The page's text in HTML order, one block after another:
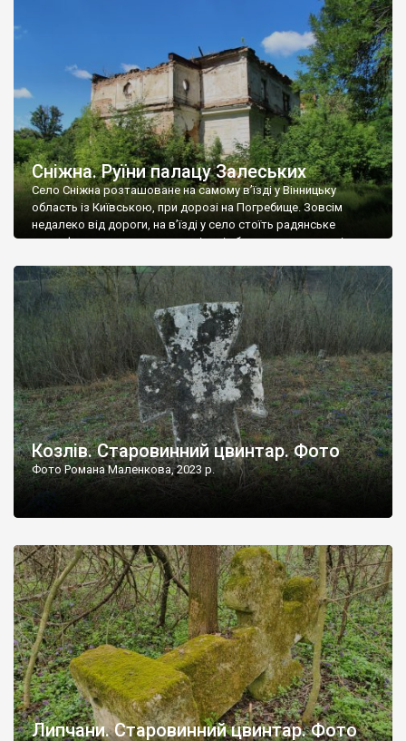
сіл. У селі є мурована Михайлівська церква. Точної дати […]
Сніжна. Руїни палацу Залеських
Село Сніжна розташоване на самому в’їзді у Вінницьку
область із Київською, при дорозі на Погребище. Зовсім
недалеко від дороги, на в’їзді у село стоїть радянське
рельєфне пано, яке показує жінку і яблуню, а трохи далі, десь
не видно, але видно дві стареньких колії у траві – […]
Козлів. Старовинний цвинтар. Фото
Фото Романа Маленкова, 2023 р.
Липчани. Старовинний цвинтар. Фото